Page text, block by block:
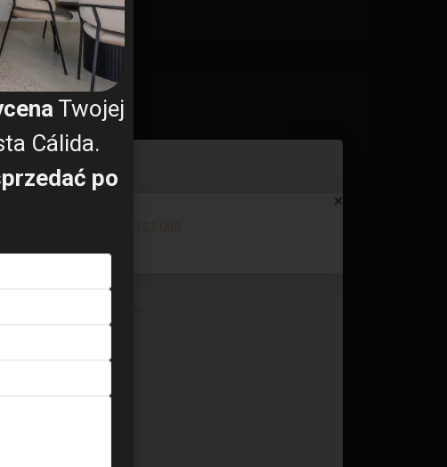
Twojej
Cálida.
po